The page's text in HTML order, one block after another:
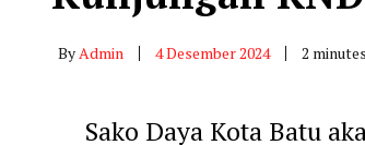
ByAdmin 4 Desember 2024 2
Sako Daya Kota Batu